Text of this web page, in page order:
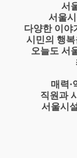
서
서울
다양한 이야
시민의 행
오늘도 서
매력·
직원과
서울시